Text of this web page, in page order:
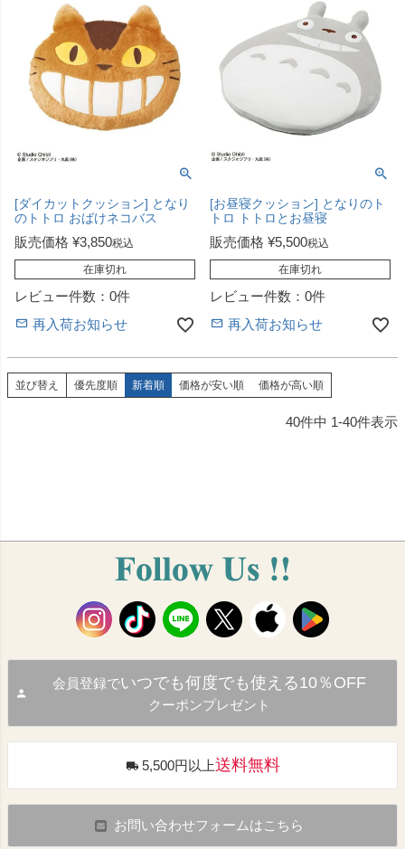
[ダイカットクッション] となり
のトトロ おばけネコバス
販売価格 ¥3,850税込
在庫切れ
レビュー件数：0件
再入荷お知らせ
[お昼寝クッション] となりのト
トロ トトロとお昼寝
販売価格 ¥5,500税込
在庫切れ
レビュー件数：0件
再入荷お知らせ
並び替え 優先度順 新着順 価格が安い順 価格が高い順
40件中 1-40件表示
会員登録でいつでも何度でも使える10％OFF
クーポンプレゼント
5,500円以上送料無料
お問い合わせフォームはこちら